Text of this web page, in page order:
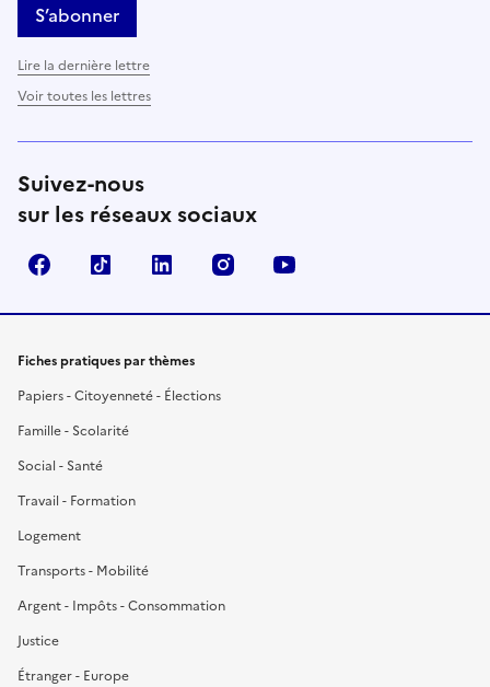
S’abonner
Lire la dernière lettre
Voir toutes les lettres
Suivez-nous
sur les réseaux sociaux
FacebookTikTok LinkedIn Instagram
Fiches pratiques par thèmes
Papiers - Citoyenneté - Élections
Famille - Scolarité
Social - Santé
Travail - Formation
Logement
Transports - Mobilité
Argent - Impôts - Consommation
Justice
Étranger - Europe